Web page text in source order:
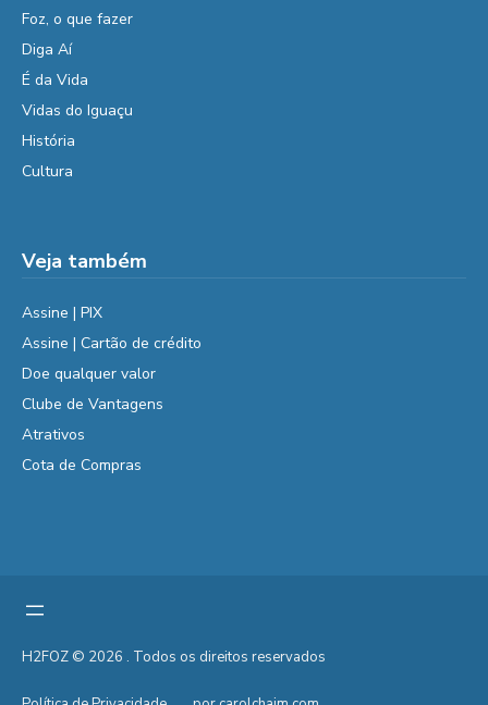
Foz, o que fazer
Diga Aí
É da Vida
Vidas do Iguaçu
História
Cultura
Veja também
Assine | PIX
Assine | Cartão de crédito
Doe qualquer valor
Clube de Vantagens
Atrativos
Cota de Compras
H2FOZ © 2026 . Todos os direitos reservados